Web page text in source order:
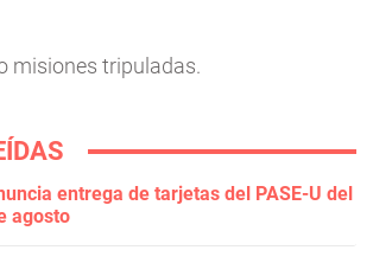
misiones tripuladas.
entrega de tarjetas del PASE-U del
agosto